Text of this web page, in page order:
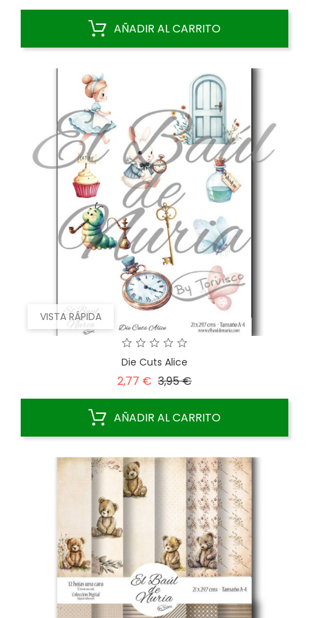
AÑADIR AL CARRITO
VISTA RÁPIDA
Die Cuts Alice
2,77 € Precio
3,95 €Precio
AÑADIR AL CARRITO